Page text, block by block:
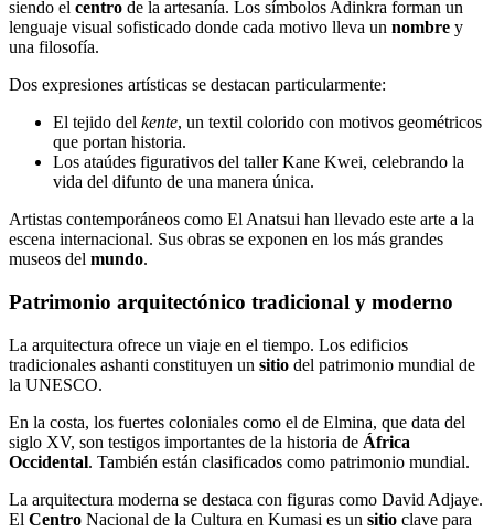
siendo el centro de la artesanía. Los símbolos Adinkra forman un
lenguaje visual sofisticado donde cada motivo lleva un nombre y
una filosofía.
Dos expresiones artísticas se destacan particularmente:
El tejido del kente, un textil colorido con motivos geométricos
que portan historia.
Los ataúdes figurativos del taller Kane Kwei, celebrando la
vida del difunto de una manera única.
Artistas contemporáneos como El Anatsui han llevado este arte a la
escena internacional. Sus obras se exponen en los más grandes
museos del mundo.
Patrimonio arquitectónico tradicional y moderno
La arquitectura ofrece un viaje en el tiempo. Los edificios
tradicionales ashanti constituyen un sitio del patrimonio mundial de
la UNESCO.
En la costa, los fuertes coloniales como el de Elmina, que data del
siglo XV, son testigos importantes de la historia de África
Occidental. También están clasificados como patrimonio mundial.
La arquitectura moderna se destaca con figuras como David Adjaye.
El Centro Nacional de la Cultura en Kumasi es un sitio clave para